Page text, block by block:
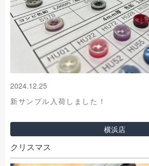
2024.12.25
新サンプル入荷しました！
横浜店
クリスマス